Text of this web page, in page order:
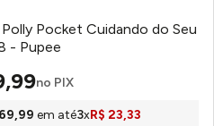
Pocket Cuidando do Seu
- Pupee
,99no PIX
69,99 em até3xR$ 23,33